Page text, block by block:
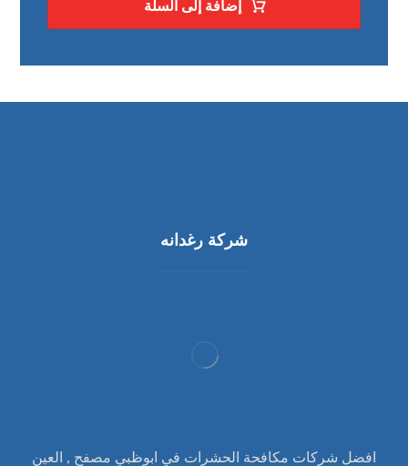
إضافة إلى السلة
شركة رغدانه
افضل شركات مكافحة الحشرات في ابوظبي مصفح , العين